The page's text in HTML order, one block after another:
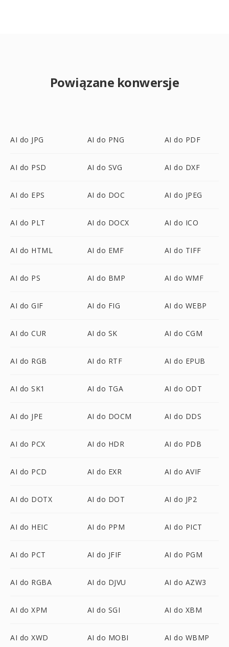
Powiązane konwersje
AI do JPG AI do PNG AI do PDF
AI do PSD AI do SVG AI do DXF
AI do EPS AI do DOC AI do JPEG
AI do PLT AI do DOCX AI do ICO
AI do HTML AI do EMF AI do TIFF
AI do PS AI do BMP AI do WMF
AI do GIF AI do FIG AI do WEBP
AI do CUR AI do SK AI do CGM
AI do RGB AI do RTF AI do EPUB
AI do SK1 AI do TGA AI do ODT
AI do JPE AI do DOCM AI do DDS
AI do PCX AI do HDR AI do PDB
AI do PCD AI do EXR AI do AVIF
AI do DOTX AI do DOT AI do JP2
AI do HEIC AI do PPM AI do PICT
AI do PCT AI do JFIF AI do PGM
AI do RGBA AI do DJVU AI do AZW3
AI do XPM AI do SGI AI do XBM
AI do XWD AI do MOBI AI do WBMP